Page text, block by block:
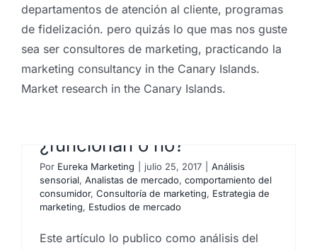
departamentos de atención al cliente, programas
de fidelización. pero quizás lo que mas nos guste
sea ser consultores de marketing, practicando la
marketing consultancy in the Canary Islands.
Market research in the Canary Islands.
Sobre el Super online y las
¿funcionan o no?
Por Eureka Marketing julio 25, 2017
Análisis
sensorial, Analistas de mercado, comportamiento del
consumidor, Consultoría de marketing, Estrategia de
marketing, Estudios de mercado
Este artículo lo publico como análisis del